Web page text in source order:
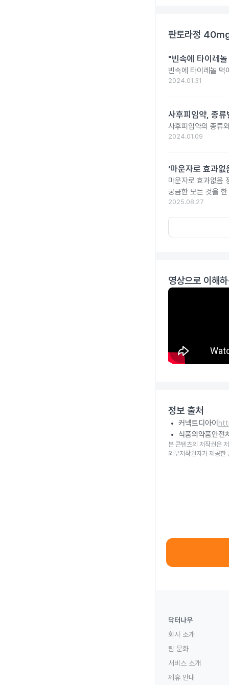
판토라정
"빈속에 타이레
빈속에 타이레놀 먹
2024.01.31
사후피임약, 종
사후피임약의 종류
2024.01.09
‘마운자로 효과
마운자로 효과없음
궁금한 모든 것을
2025.08.27
영상으로 이해
정보 출처
커넥트디아이
식품의약품안전
본 콘텐츠의 저작권은
외부저작권자가 제공한
닥터나우
회사 소개
팀 문화
서비스 소개
제휴 안내